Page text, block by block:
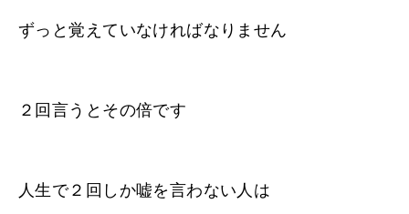
ずっと覚えていなければなりません
２回言うとその倍です
人生で２回しか嘘を言わない人は